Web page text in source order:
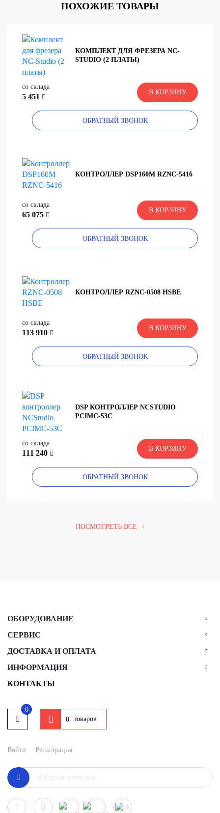
ПОХОЖИЕ ТОВАРЫ
КОМПЛЕКТ ДЛЯ ФРЕЗЕРА NC-
STUDIO (2 ПЛАТЫ)
со склада
5 451
В КОРЗИНУ
ОБРАТНЫЙ ЗВОНОК
КОНТРОЛЛЕР DSP160M RZNC-5416
со склада
65 075
В КОРЗИНУ
ОБРАТНЫЙ ЗВОНОК
КОНТРОЛЛЕР RZNC-0508 HSBE
со склада
113 910
В КОРЗИНУ
ОБРАТНЫЙ ЗВОНОК
DSP КОНТРОЛЛЕР NCSTUDIO
PCIMC-53С
со склада
111 240
В КОРЗИНУ
ОБРАТНЫЙ ЗВОНОК
ПОСМОТРЕТЬ ВСЕ
ОБОРУДОВАНИЕ
СЕРВИС
ДОСТАВКА И ОПЛАТА
ИНФОРМАЦИЯ
КОНТАКТЫ
0
0 товаров
Войти Регистрация